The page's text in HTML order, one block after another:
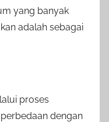
yang banyak
adalah sebagai
proses
dengan